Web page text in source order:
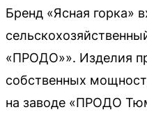
Бренд «Ясная горка»
«ПРОДО»». Изделия
собственных
на заводе «ПРОДО